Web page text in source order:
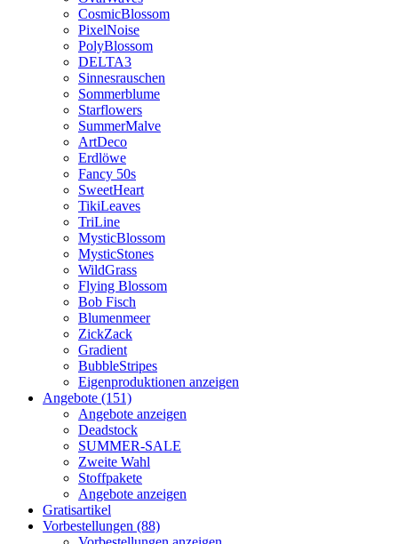
CosmicBlossom
PixelNoise
PolyBlossom
DELTA3
Sinnesrauschen
Sommerblume
Starflowers
SummerMalve
ArtDeco
Erdlöwe
Fancy 50s
SweetHeart
TikiLeaves
TriLine
MysticBlossom
MysticStones
WildGrass
Flying Blossom
Bob Fisch
Blumenmeer
ZickZack
Gradient
BubbleStripes
Eigenproduktionen anzeigen
Angebote (151)
Angebote anzeigen
Deadstock
SUMMER-SALE
Zweite Wahl
Stoffpakete
Angebote anzeigen
Gratisartikel
Vorbestellungen (88)